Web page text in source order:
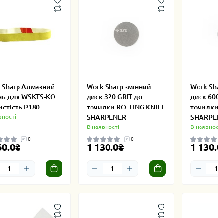
Sharp Алмазний
для WSKTS-KO
P180
0
Work Sharp змінний
диск 320 GRIT до
точилки ROLLING KNIFE
SHARPENER
В наявності
0
1 130.0₴
Work
диск
точилки
В
1